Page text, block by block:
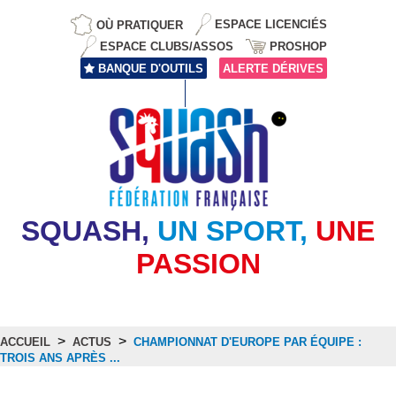
OÙ PRATIQUER
ESPACE LICENCIÉS
ESPACE CLUBS/ASSOS
PROSHOP
BANQUE D'OUTILS
ALERTE DÉRIVES
SQUASH, UN SPORT, UNE
PASSION
ACCUEIL > ACTUS > CHAMPIONNAT D'EUROPE PAR ÉQUIPE :
TROIS ANS APRÈS ...